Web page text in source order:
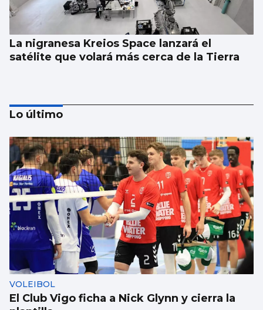
La nigranesa Kreios Space lanzará el
satélite que volará más cerca de la Tierra
Récord de personas afiliadas en Vigo y
provincia en julio aunque sube el paro
Lo último
VOLEIBOL
El Club Vigo ficha a Nick Glynn y cierra la